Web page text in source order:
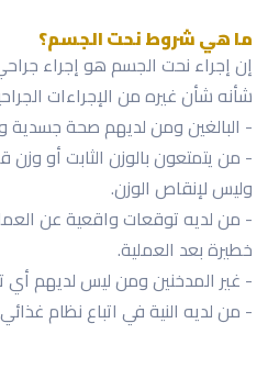
ما هي شروط نحت الجسم؟
إن إجراء نحت الجسم هو إجراء
شأنه شأن غيره من الإجراءات
- البالغين ومن لديهم صحة جسدية
- من يتمتعون بالوزن الثابت أو
وليس لإنقاص الوزن.
- من لديه توقعات واقعية عن
خطيرة بعد العملية.
- غير المدخنين ومن ليس لديهم أي
- من لديه النية في اتباع نظام